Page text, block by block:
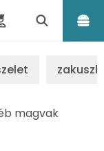
magvak